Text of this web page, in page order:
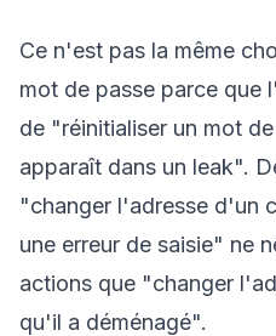
Ce n'est pas la même
mot de passe parce que
de "réinitialiser un mot
apparaît dans un leak".
"changer l'adresse d'un
une erreur de saisie" ne
actions que "changer
qu'il a déménagé".